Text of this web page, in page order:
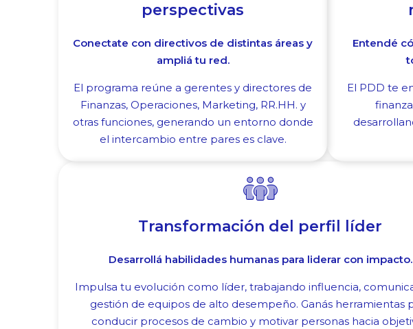
perspectivas
Conectate con directivos de distintas áreas y
ampliá tu red.
El programa reúne a gerentes y directores de
Finanzas, Operaciones, Marketing, RR.HH. y
otras funciones, generando un entorno donde
el intercambio entre pares es clave.
Entendé
El PDD te
Transformación del perfil líder
Desarrollá habilidades humanas para liderar con impacto.
Impulsa tu evolución como líder, trabajando influencia,
gestión de equipos de alto desempeño. Ganás herramientas
conducir procesos de cambio y motivar personas hacia